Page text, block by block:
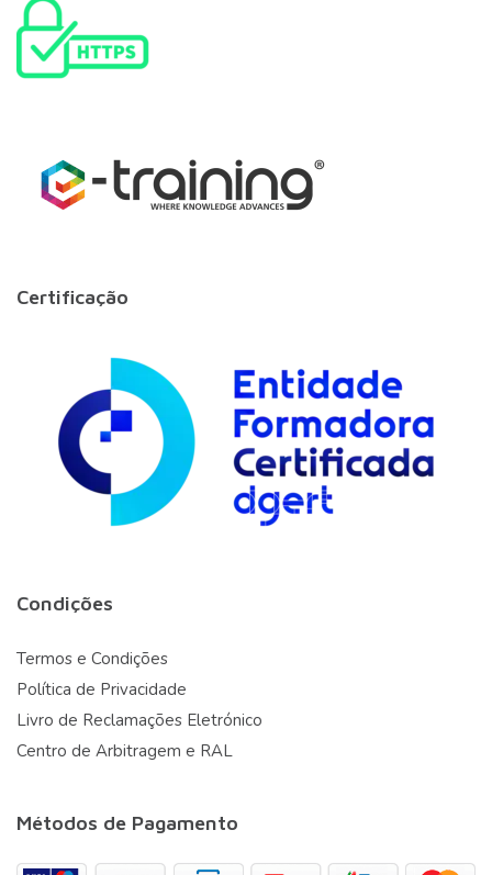
Certificação
Condições
Termos e Condições
Política de Privacidade
Livro de Reclamações Eletrónico
Centro de Arbitragem e RAL
Métodos de Pagamento